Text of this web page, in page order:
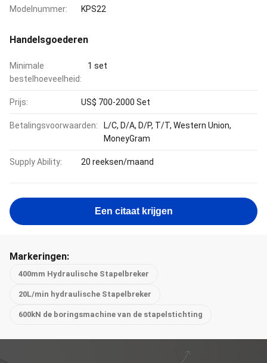
Modelnummer: KPS22
Handelsgoederen
Minimale
bestelhoeveelheid:
1 set
Prijs: US$ 700-2000 Set
Betalingsvoorwaarden:
L/C, D/A, D/P, T/T, Western Union,
MoneyGram
Supply Ability: 20 reeksen/maand
Een citaat krijgen
Markeringen:
400mm Hydraulische Stapelbreker
20L/min hydraulische Stapelbreker
600kN de boringsmachine van de stapelstichting